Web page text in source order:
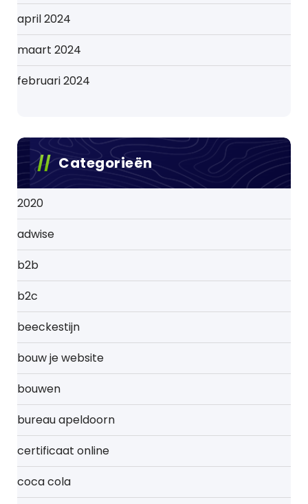
april 2024
maart 2024
februari 2024
Categorieën
2020
adwise
b2b
b2c
beeckestijn
bouw je website
bouwen
bureau apeldoorn
certificaat online
coca cola